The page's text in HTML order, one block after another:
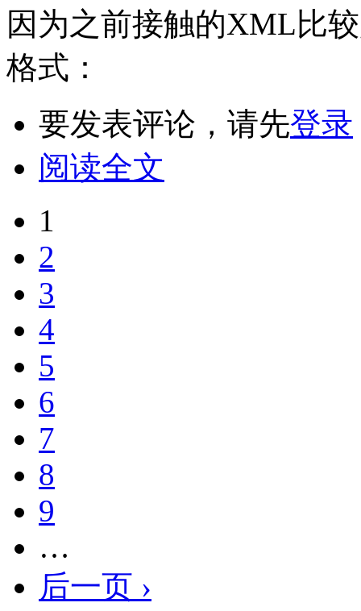
因为之前接触的XML比
格式：
要发表评论，请先登录
阅读全文
1
2
3
4
5
6
7
8
9
…
后一页 ›